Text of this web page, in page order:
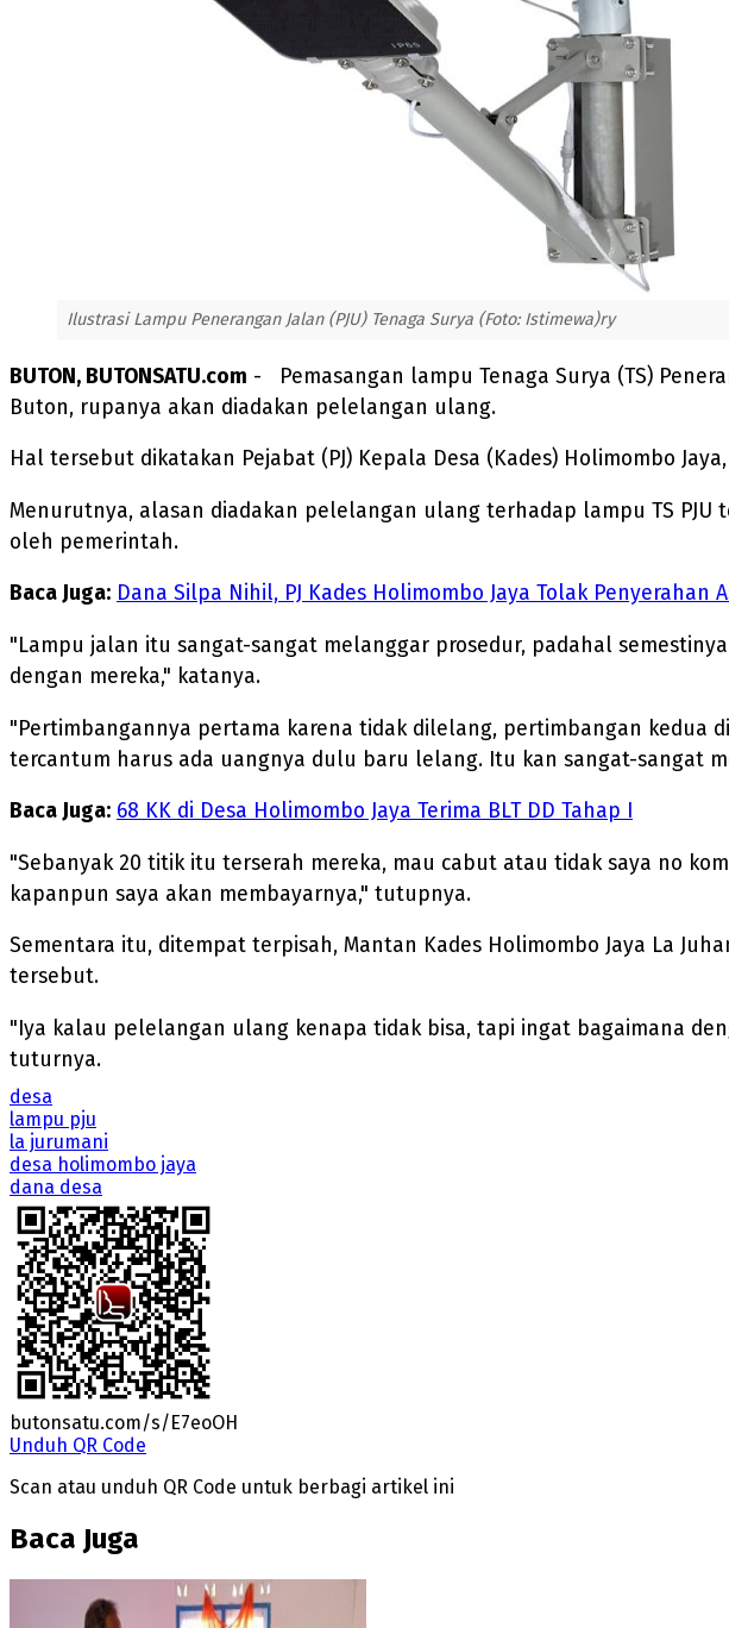
Ilustrasi Lampu Penerangan Jalan (PJU) Tenaga Surya (Foto: Istimewa)ry
BUTON, BUTONSATU.com - Pemasangan lampu Tenaga Surya (TS)
Buton, rupanya akan diadakan pelelangan ulang.
Hal tersebut dikatakan Pejabat (PJ) Kepala Desa (Kades) Holimombo
Menurutnya, alasan diadakan pelelangan ulang terhadap lampu TS
oleh pemerintah.
Baca Juga: Dana Silpa Nihil, PJ Kades Holimombo Jaya Tolak Penyerahan
"Lampu jalan itu sangat-sangat melanggar prosedur, padahal
dengan mereka," katanya.
"Pertimbangannya pertama karena tidak dilelang, pertimbangan kedua
tercantum harus ada uangnya dulu baru lelang. Itu kan sangat-sangat
Baca Juga: 68 KK di Desa Holimombo Jaya Terima BLT DD Tahap I
"Sebanyak 20 titik itu terserah mereka, mau cabut atau tidak saya no
kapanpun saya akan membayarnya," tutupnya.
Sementara itu, ditempat terpisah, Mantan Kades Holimombo Jaya La
tersebut.
"Iya kalau pelelangan ulang kenapa tidak bisa, tapi ingat bagaimana
tuturnya.
desa
lampu pju
la jurumani
desa holimombo jaya
dana desa
butonsatu.com/s/E7eoOH
Unduh QR Code
Scan atau unduh QR Code untuk berbagi artikel ini
Baca Juga